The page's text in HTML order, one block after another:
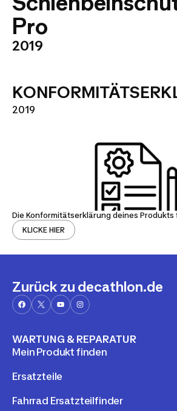
Pro
2019
2019
Die Konformitätserklärung deines Produkts
KLICKE HIER
Zurück zu decathlon.de
WARTUNG & REPARATUR
Mein Produkt finden
Ersatzteile
Fahrrad Ersatzteilfinder